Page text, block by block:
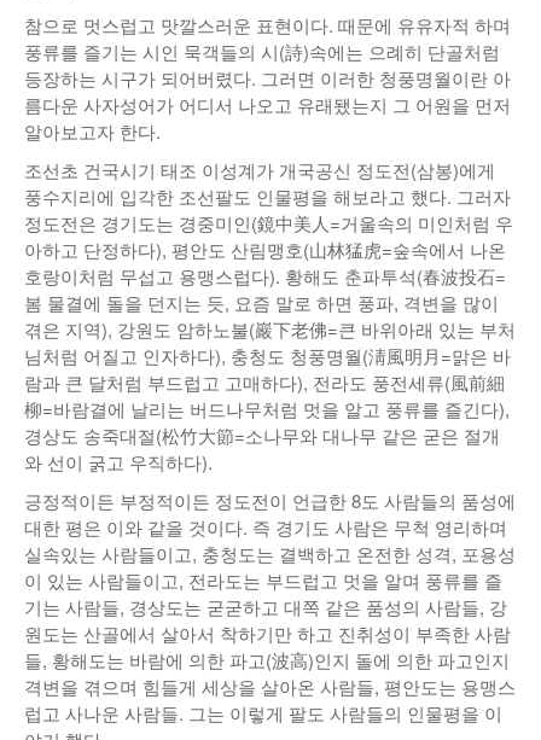
참으로 멋스럽고 맛깔스러운 표현이다. 때문에 유유자적 하며
풍류를 즐기는 시인 묵객들의 시(詩)속에는 으례히 단골처럼
등장하는 시구가 되어버렸다. 그러면 이러한 청풍명월이란 아
름다운 사자성어가 어디서 나오고 유래됐는지 그 어원을 먼저
알아보고자 한다.
조선초 건국시기 태조 이성계가 개국공신 정도전(삼봉)에게
풍수지리에 입각한 조선팔도 인물평을 해보라고 했다. 그러자
정도전은 경기도는 경중미인(鏡中美人=거울속의 미인처럼 우
아하고 단정하다), 평안도 산림맹호(山林猛虎=숲속에서 나온
호랑이처럼 무섭고 용맹스럽다). 황해도 춘파투석(春波投石=
봄 물결에 돌을 던지는 듯, 요즘 말로 하면 풍파, 격변을 많이
겪은 지역), 강원도 암하노불(巖下老佛=큰 바위아래 있는 부처
님처럼 어질고 인자하다), 충청도 청풍명월(淸風明月=맑은 바
람과 큰 달처럼 부드럽고 고매하다), 전라도 풍전세류(風前細
柳=바람결에 날리는 버드나무처럼 멋을 알고 풍류를 즐긴다),
경상도 송죽대절(松竹大節=소나무와 대나무 같은 굳은 절개
와 선이 굵고 우직하다).
긍정적이든 부정적이든 정도전이 언급한 8도 사람들의 품성에
대한 평은 이와 같을 것이다. 즉 경기도 사람은 무척 영리하며
실속있는 사람들이고, 충청도는 결백하고 온전한 성격, 포용성
이 있는 사람들이고, 전라도는 부드럽고 멋을 알며 풍류를 즐
기는 사람들, 경상도는 굳굳하고 대쪽 같은 품성의 사람들, 강
원도는 산골에서 살아서 착하기만 하고 진취성이 부족한 사람
들, 황해도는 바람에 의한 파고(波高)인지 돌에 의한 파고인지
격변을 겪으며 힘들게 세상을 살아온 사람들, 평안도는 용맹스
럽고 사나운 사람들. 그는 이렇게 팔도 사람들의 인물평을 이